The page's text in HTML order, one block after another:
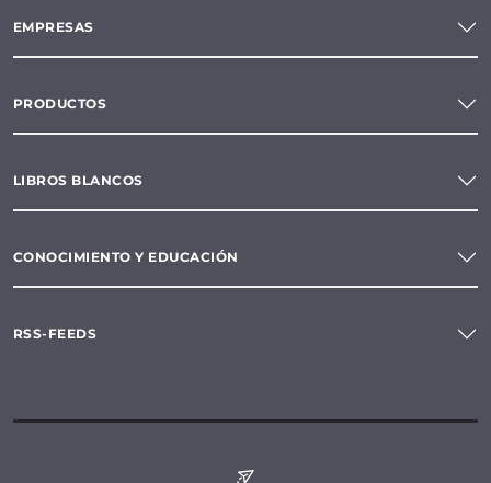
EMPRESAS
PRODUCTOS
LIBROS BLANCOS
CONOCIMIENTO Y EDUCACIÓN
RSS-FEEDS